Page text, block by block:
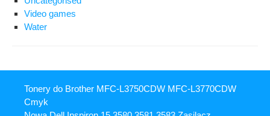
Video games
Water
Tonery do Brother MFC-L3750CDW MFC-L3770CDW
Cmyk